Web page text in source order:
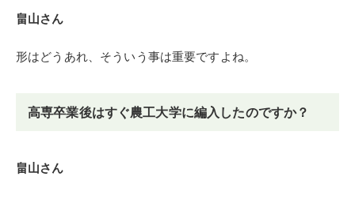
畠山さん
形はどうあれ、そういう事は重要ですよね。
高専卒業後はすぐ農工大学に編入したのですか？
畠山さん